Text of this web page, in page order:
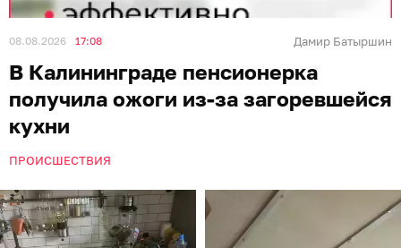
08.08.2026 17:08 Дамир Батыршин
В Калининграде пенсионерка
получила ожоги из-за загоревшейся
кухни
ПРОИСШЕСТВИЯ